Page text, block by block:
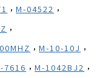
, M-04522 ,
,
, M-10-10J ,
7616 , M-1042BJ2 ,